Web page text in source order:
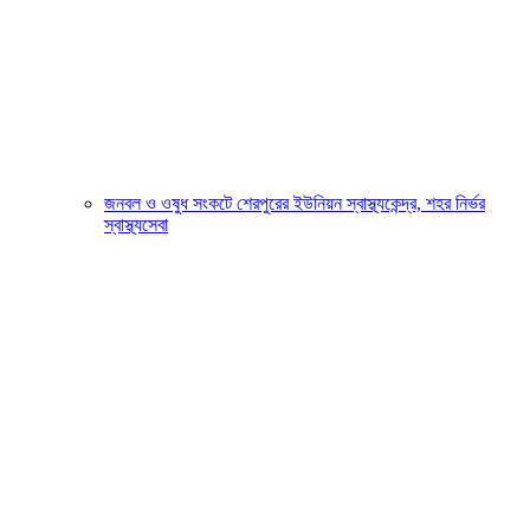
জনবল ও ওষুধ সংকটে শেরপুরের ইউনিয়ন স্বাস্থ্যকেন্দ্র, শহর নির্ভর
স্বাস্থ্যসেবা